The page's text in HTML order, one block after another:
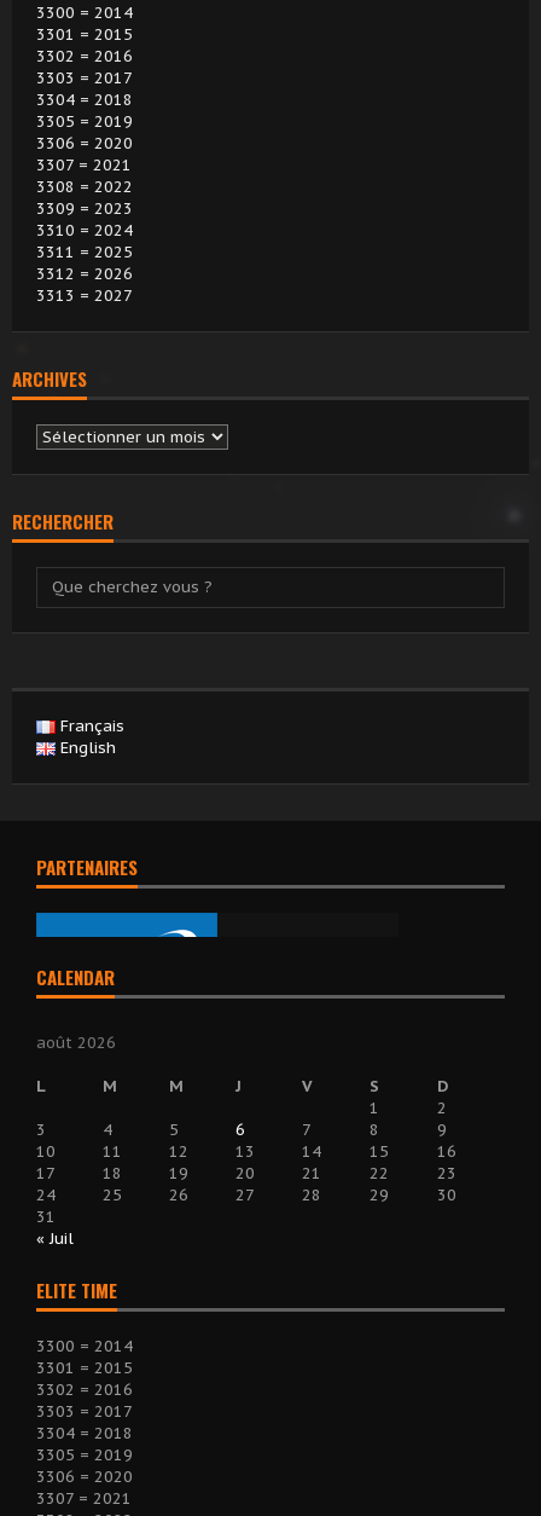
3300 = 2014
3301 = 2015
3302 = 2016
3303 = 2017
3304 = 2018
3305 = 2019
3306 = 2020
3307 = 2021
3308 = 2022
3309 = 2023
3310 = 2024
3311 = 2025
3312 = 2026
3313 = 2027
ARCHIVES
Archives
RECHERCHER
Français
English
PARTENAIRES
CALENDAR
août 2026
L M M J V S
D
1
2
3
4 5 6 7 8
9
10
11 12 13 14 15
16
17
18 19 20 21 22
23
24
25 26 27 28 29
30
31
« Juil
ELITE TIME
3300 = 2014
3301 = 2015
3302 = 2016
3303 = 2017
3304 = 2018
3305 = 2019
3306 = 2020
3307 = 2021